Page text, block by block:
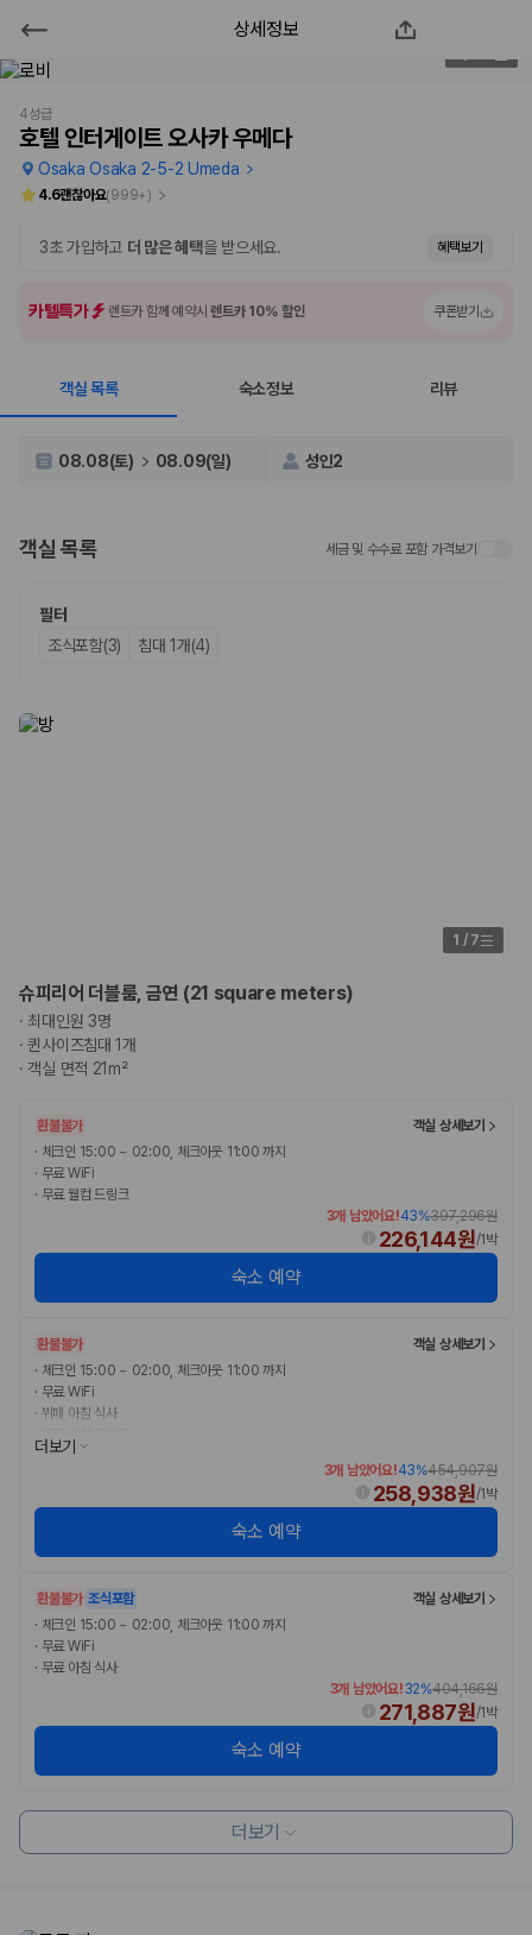
호텔 인터게이트 오사카 우메다
2000만 이용고객이 선택한 제주 렌트카 가격비교 플랫폼
제주렌트카 가격비교는 카모아에서 한 번에
제주도 렌트카는 업체마다 차량 가격, 보험 조건, 면책금, 보상 한도, 인수
장소, 취소 규정이 다릅니다. 카모아는 여러 제주 렌트카 업체의 조건을 한
업체별 가격비교:
제주 렌트카 업체별 실시간 예약 가능 차량과 요금
차종별 최저가 비교:
인원에 맞는 차종별 가격을 비교합니다.
보험 조건 비교:일반자차, 완전자차, 슈퍼자차의 면책금과 보상 한
확인합니다.
실시간 예약:
제주렌트카 최저가는 차량 기본요금만으로 판단하기 어렵습니다. 보험 포
함 여부, 면책금, 보상 한도, 옵션 비용, 취소 수수료를 함께 확인해야 실제
로 저렴한 차량을 고를 수 있습니다.
2. 보험 조건은 가격만큼 중요합니다
완전자차와 슈퍼자차는 업체별 보장 범위가 다를 수 있습니다. 카모아에서
수준을 선택할 수 있습니다.
3. 제주공항 접근성과 셔틀 조건을 함께 확인하세요
제주 렌트카는 차량 인수 위치와 셔틀 편의성에 따라 실제 이용 만족도가
달라집니다. 공항에서 렌트카 사무실까지의 이동 조건을 가격과 함께 비교
하는 것이 좋습니다.
제주도 렌트카 차종별 가격비교
경차·소형차
혼자 또는 2인 여행에 적합하며 제주 렌트카 최저가를 찾는 사용자
가 가장 먼저 비교하는 차종입니다.
커플·친구 여행에서 많이 선택되며 가격과 승차감의 균형이 좋은 차
가족 여행, 짐이 많은 여행, 장거리 이동에 적합하며 보험 조건과 차
량 연식을 함께 비교하는 것이 좋습니다.
단체 여행이나 4인 이상 가족 여행에 적합하며 인원수, 짐 공간, 보
험 조건을 함께 확인해야 합니다.
제주렌트카 보험까지 비교해야 진짜 가격비교입
동일한 차량이라도 보험 조건에 따라 실제 부담 금액이 달라질 수 있습니
다. 카모아는 제주 렌트카 가격뿐 아니라 일반자차, 완전자차, 슈퍼자차 조
사고 발생 시 일정 금액의 면책금이 발생할 수 있습니다.
완전자차:보상 한도 내에서 면책금 부담이 줄어드는 보험 조건입니
상세정보
4성급
호텔 인터게이트 오사카 우메다
Osaka Osaka 2-5-2 Umeda
4.6괜찮아요(999+)
3초 가입하고 더 많은 혜택을 받으세요. 혜택보기
카텔특가 렌트카 함께 예약시렌트카 10% 할인 쿠폰받기
객실 목록 숙소정보 리뷰
08.08(토) 08.09(일) 성인2
객실 목록 세금 및 수수료 포함 가격보기
필터
조식포함(3)
침대 1개(4)
1 / 7
슈피리어 더블룸, 금연 (21 square meters)
· 최대인원 3명
·퀸사이즈침대 1개
·객실 면적 21m²
환불불가
객실 상세보기
· 체크인 15:00 ~ 02:00, 체크아웃 11:00 까지
· 무료 WiFi
· 무료 웰컴 드링크
3개 남았어요!43%397,296원
226,144원/1박
숙소 예약
환불불가
객실 상세보기
· 체크인 15:00 ~ 02:00, 체크아웃 11:00 까지
· 무료 WiFi
· 뷔페 아침 식사
무료 웰컴 드링크
더보기
3개 남았어요!43%454,907원
258,938원/1박
숙소 예약
환불불가 조식포함
객실 상세보기
· 체크인 15:00 ~ 02:00, 체크아웃 11:00 까지
· 무료 WiFi
· 무료 아침 식사
3개 남았어요!32%404,166원
271,887원/1박
숙소 예약
더보기